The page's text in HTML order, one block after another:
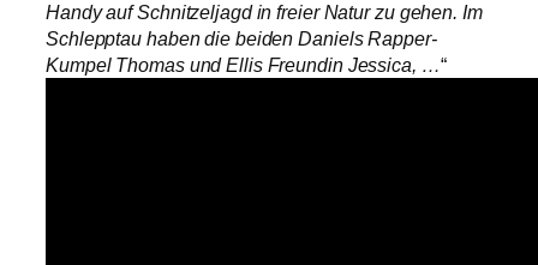
Handy auf Schnitzeljagd in freier Natur zu gehen. Im
Schlepptau haben die beiden Daniels Rapper-
Kumpel Thomas und Ellis Freundin Jessica, …“